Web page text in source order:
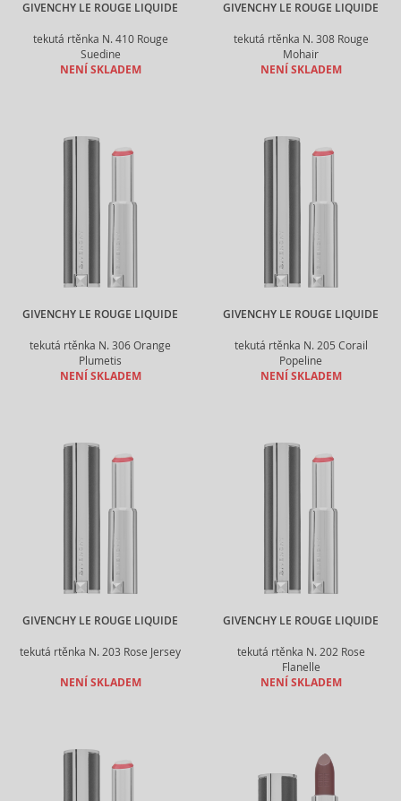
GIVENCHY LE ROUGE LIQUIDE
tekutá rtěnka N. 410 Rouge
Suedine
NENÍ SKLADEM
GIVENCHY LE ROUGE LIQUIDE
tekutá rtěnka N. 308 Rouge
Mohair
NENÍ SKLADEM
GIVENCHY LE ROUGE LIQUIDE
tekutá rtěnka N. 306 Orange
Plumetis
NENÍ SKLADEM
GIVENCHY LE ROUGE LIQUIDE
tekutá rtěnka N. 205 Corail
Popeline
NENÍ SKLADEM
GIVENCHY LE ROUGE LIQUIDE
tekutá rtěnka N. 203 Rose Jersey
NENÍ SKLADEM
GIVENCHY LE ROUGE LIQUIDE
tekutá rtěnka N. 202 Rose
Flanelle
NENÍ SKLADEM